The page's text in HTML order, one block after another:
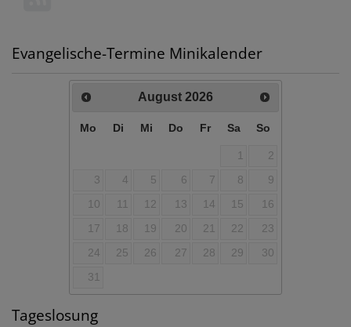
Evangelische-Termine Minikalender
August 2026
Mo Di Mi Do Fr Sa So
1
2
3
4 5 6 7 8
9
10
11 12 13 14 15
16
17
18 19 20 21 22
23
24
25 26 27 28 29
30
31
Tageslosung